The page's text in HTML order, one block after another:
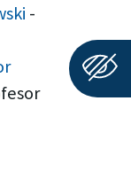
-